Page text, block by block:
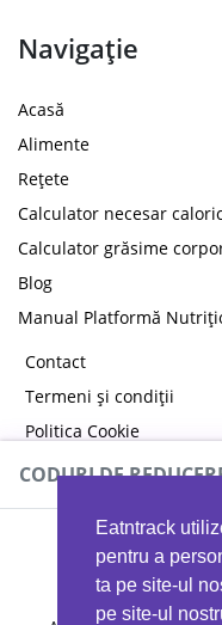
Eatntrack
pentru a
ta pe site-ul
pe site-ul
Navigație
Acasă
Alimente
Rețete
Calculator necesar caloric
Calculator grăsime
Blog
Manual Platformă
Contact
Termeni și condiții
Politica Cookie
Politica de
CODURI DE